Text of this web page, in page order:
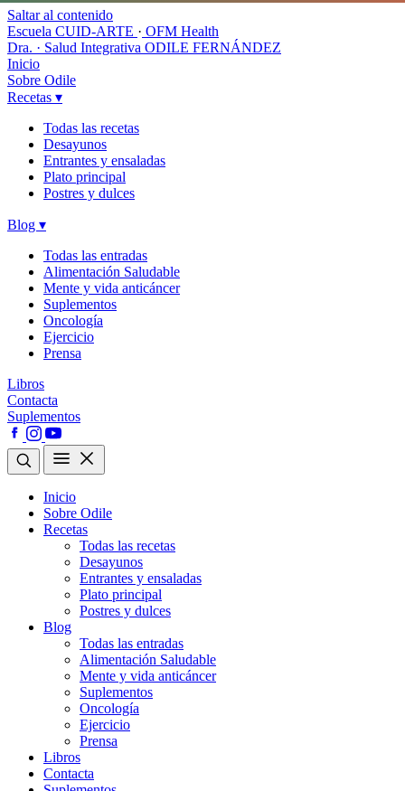
Saltar al contenido
Escuela CUID-ARTE · OFM Health
Dra. · Salud Integrativa ODILE FERNÁNDEZ
Inicio
Sobre Odile
Recetas ▾
Todas las recetas
Desayunos
Entrantes y ensaladas
Plato principal
Postres y dulces
Blog ▾
Todas las entradas
Alimentación Saludable
Mente y vida anticáncer
Suplementos
Oncología
Ejercicio
Prensa
Libros
Contacta
Suplementos
Inicio
Sobre Odile
Recetas
Todas las recetas
Desayunos
Entrantes y ensaladas
Plato principal
Postres y dulces
Blog
Todas las entradas
Alimentación Saludable
Mente y vida anticáncer
Suplementos
Oncología
Ejercicio
Prensa
Libros
Contacta